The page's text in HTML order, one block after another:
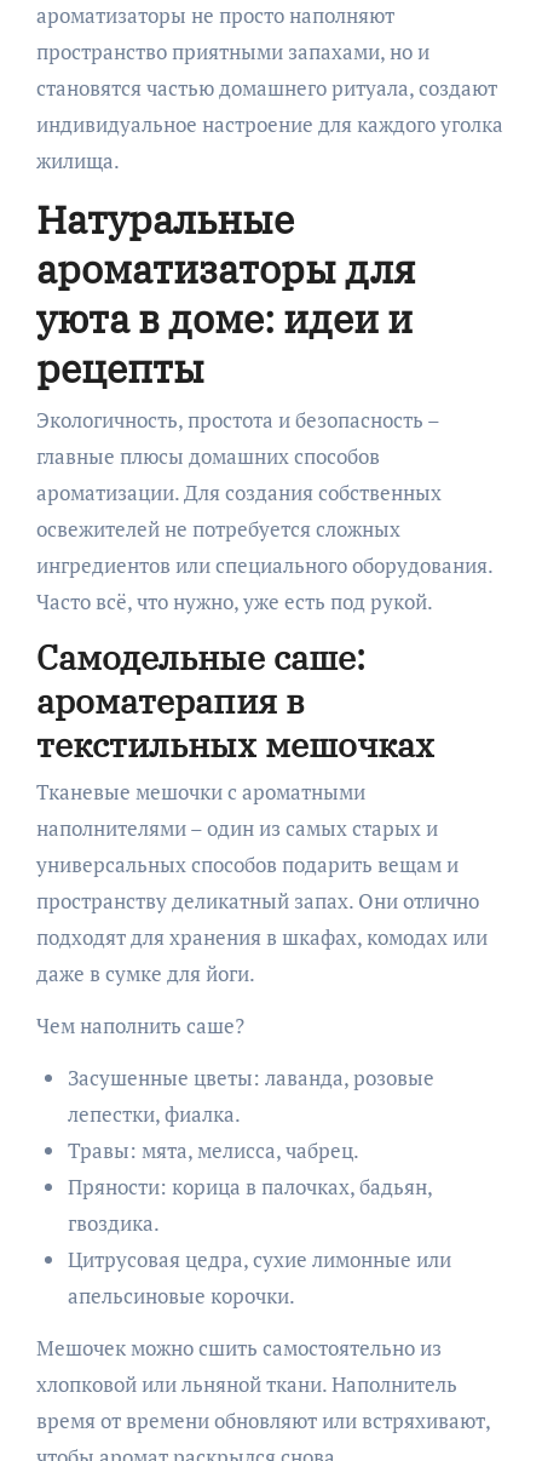
ароматизаторы не просто наполняют
пространство приятными запахами, но и
становятся частью домашнего ритуала, создают
индивидуальное настроение для каждого уголка
жилища.
Натуральные
ароматизаторы для
уюта в доме: идеи и
рецепты
Экологичность, простота и безопасность –
главные плюсы домашних способов
ароматизации. Для создания собственных
освежителей не потребуется сложных
ингредиентов или специального оборудования.
Часто всё, что нужно, уже есть под рукой.
Самодельные саше:
ароматерапия в
текстильных мешочках
Тканевые мешочки с ароматными
наполнителями – один из самых старых и
универсальных способов подарить вещам и
пространству деликатный запах. Они отлично
подходят для хранения в шкафах, комодах или
даже в сумке для йоги.
Чем наполнить саше?
Засушенные цветы: лаванда, розовые
лепестки, фиалка.
Травы: мята, мелисса, чабрец.
Пряности: корица в палочках, бадьян,
гвоздика.
Цитрусовая цедра, сухие лимонные или
апельсиновые корочки.
Мешочек можно сшить самостоятельно из
хлопковой или льняной ткани. Наполнитель
время от времени обновляют или встряхивают,